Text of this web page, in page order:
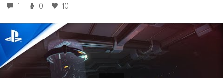
1 0 10